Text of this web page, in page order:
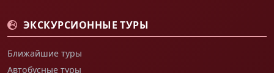
ЭКСКУРСИОННЫЕ ТУРЫ
Ближайшие туры
Автобусные туры